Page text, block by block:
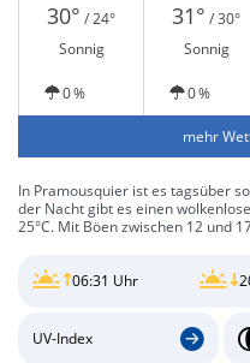
30° / 24° 31° / 30°
Sonnig
Sonnig
0 % 0 %
mehr
In Pramousquier ist es tagsüber
der Nacht gibt es einen
25°C. Mit Böen zwischen 12 und
06:31 Uhr
UV-Index